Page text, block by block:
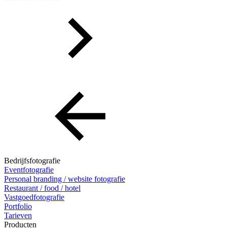
Bedrijfsfotografie
Eventfotografie
Personal branding / website fotografie
Restaurant / food / hotel
Vastgoedfotografie
Portfolio
Tarieven
Producten